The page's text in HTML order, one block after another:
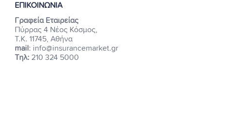
ΕΠΙΚΟΙΝΩΝΙΑ
Γραφεία Εταιρείας
Πύρρας 4 Νέος Κόσμος,
Τ.Κ. 11745, Αθήνα
mail : info@insurancemarket.gr
Τηλ: 210 324 5000